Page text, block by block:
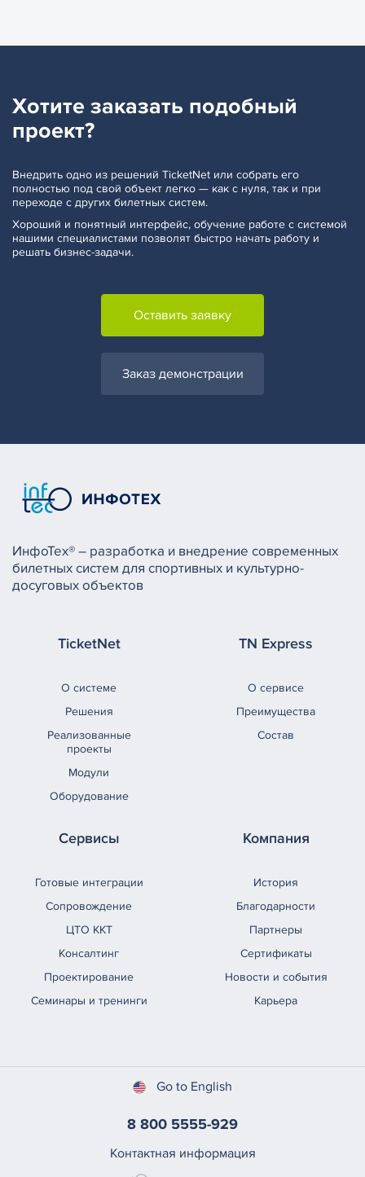
Хотите заказать подобный
проект?
Внедрить одно из решений TicketNet или собрать его
полностью под свой объект легко — как с нуля, так и при
переходе с других билетных систем.
Хороший и понятный интерфейс, обучение работе с системой
нашими специалистами позволят быстро начать работу и
решать бизнес-задачи.
Оставить заявку
Заказ демонстрации
ИнфоТех® – разработка и внедрение современных
билетных систем для спортивных и культурно-
досуговых объектов
TicketNet
О системе
Решения
Реализованные
проекты
Модули
Оборудование
TN Express
О сервисе
Преимущества
Состав
Сервисы
Готовые интеграции
Сопровождение
ЦТО ККТ
Консалтинг
Проектирование
Семинары и тренинги
Компания
История
Благодарности
Партнеры
Сертификаты
Новости и события
Карьера
Go to English
8 800 5555-929
Контактная информация